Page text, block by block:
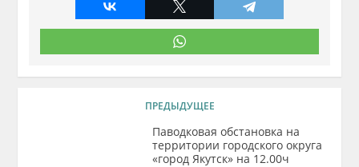
ПРЕДЫДУЩЕЕ
Паводковая обстановка на
территории городского округа
«город Якутск» на 12.00ч